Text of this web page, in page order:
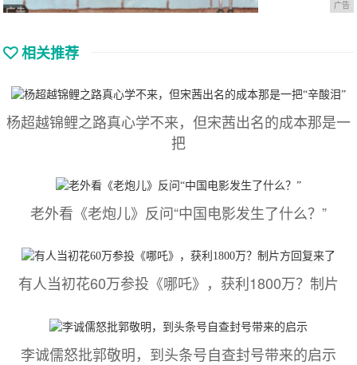
广告
相关推荐
杨超越锦鲤之路真心学不来，但宋茜出名的成本那是一
把
老外看《老炮儿》反问“中国电影发生了什么？”
有人当初花60万参投《哪吒》，获利1800万？制片
李诚儒怒批郭敬明，到头条号自查封号带来的启示